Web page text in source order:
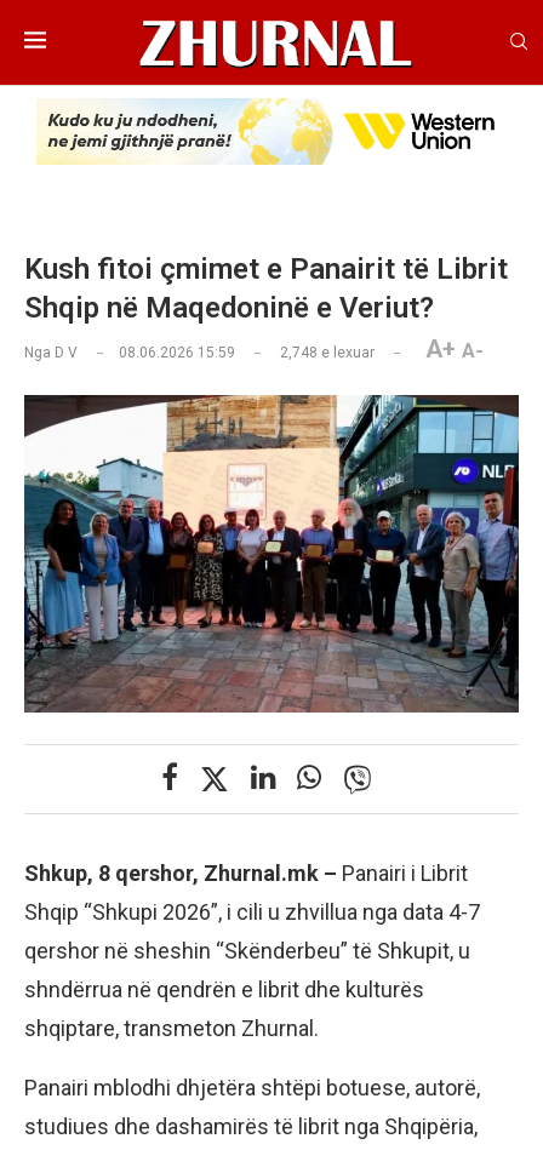
Kush fitoi çmimet e Panairit të Librit
Shqip në Maqedoninë e Veriut?
Nga D V 08.06.2026 15:59 2,748 e lexuar A+ A-
Shkup, 8 qershor, Zhurnal.mk – Panairi i Librit
Shqip “Shkupi 2026”, i cili u zhvillua nga data 4-7
qershor në sheshin “Skënderbeu” të Shkupit, u
shndërrua në qendrën e librit dhe kulturës
shqiptare, transmeton Zhurnal.
Panairi mblodhi dhjetëra shtëpi botuese, autorë,
studiues dhe dashamirës të librit nga Shqipëria,